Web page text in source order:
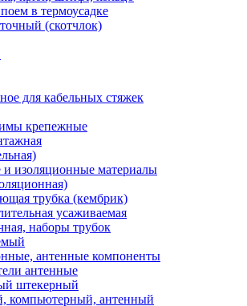
в термоусадке
(скотчлок)
для кабельных стяжек
крепежные
изоляционные материалы
трубка (кембрик)
усаживаемая
наборы трубок
антенные компоненты
антенные
штекерный
компьютерный, антенный